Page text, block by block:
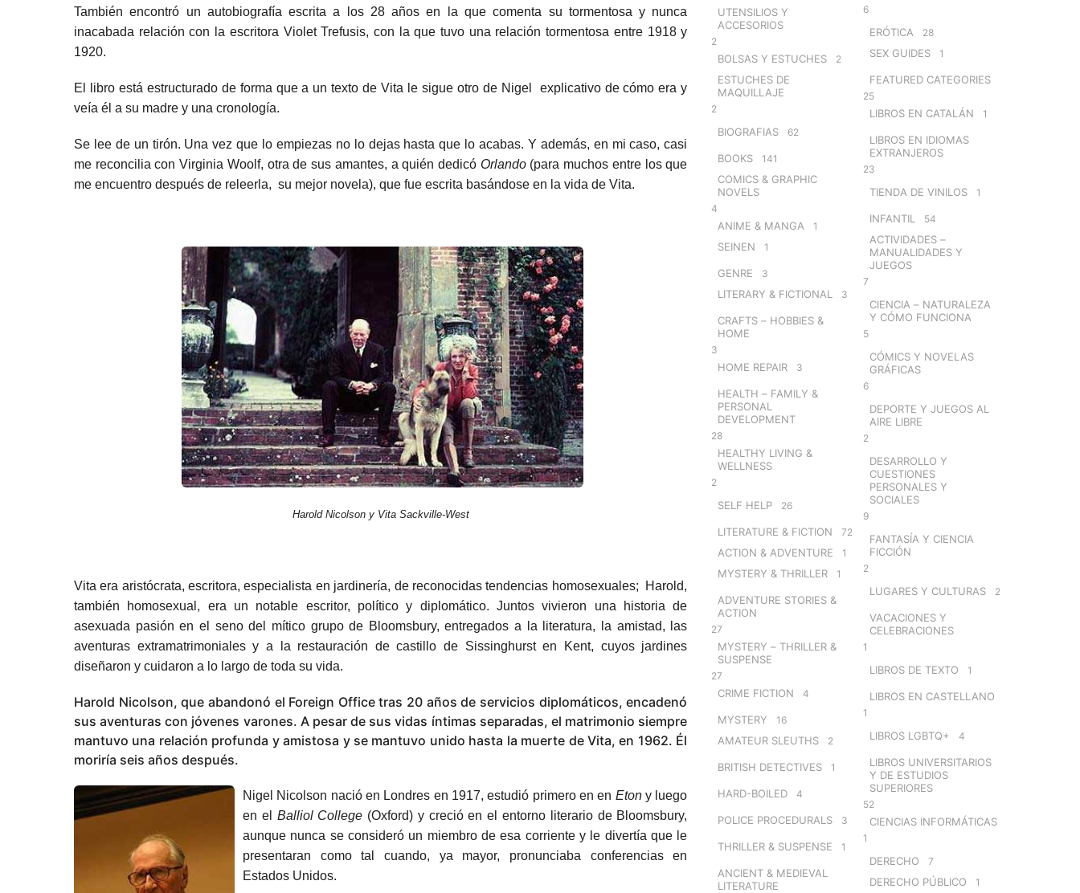
También encontró un autobiografía escrita a los 28 años en la que comenta su tormentosa y nunca
inacabada relación con la escritora Violet Trefusis, con la que tuvo una relación tormentosa entre 1918 y
1920.
El libro está estructurado de forma que a un texto de Vita le sigue otro de Nigel explicativo de cómo era y
veía él a su madre y una cronología.
Se lee de un tirón. Una vez que lo empiezas no lo dejas hasta que lo acabas. Y además, en mi caso, casi
me reconcilia con Virginia Woolf, otra de sus amantes, a quién dedicó Orlando(para muchos entre los que
me encuentro después de releerla, su mejor novela), que fue escrita basándose en la vida de Vita.
Harold Nicolson y Vita Sackville-West
Vita era aristócrata, escritora, especialista en jardinería, de reconocidas tendencias homosexuales; Harold,
también homosexual, era un notable escritor, político y diplomático. Juntos vivieron una historia de
asexuada pasión en el seno del mítico grupo de Bloomsbury, entregados a la literatura, la amistad, las
aventuras extramatrimoniales y a la restauración de castillo de Sissinghurst en Kent, cuyos jardines
diseñaron y cuidaron a lo largo de toda su vida.
Harold Nicolson, que abandonó el Foreign Office tras 20 años de servicios diplomáticos, encadenó
sus aventuras con jóvenes varones. A pesar de sus vidas íntimas separadas, el matrimonio siempre
mantuvo una relación profunda y amistosa y se mantuvo unido hasta la muerte de Vita, en 1962. Él
moriría seis años después.
Nigel Nicolson nació en Londres en 1917, estudió primero en en Eton y luego
en el Balliol College (Oxford) y creció en el entorno literario de Bloomsbury,
aunque nunca se consideró un miembro de esa corriente y le divertía que le
presentaran como tal cuando, ya mayor, pronunciaba conferencias en
Estados Unidos.
UTENSILIOS Y
ACCESORIOS
2
BOLSAS Y ESTUCHES 2
ESTUCHES DE
MAQUILLAJE
2
BIOGRAFIAS 62
BOOKS 141
COMICS & GRAPHIC
NOVELS
4
ANIME & MANGA 1
SEINEN 1
GENRE 3
LITERARY & FICTIONAL 3
CRAFTS – HOBBIES &
HOME
3
HOME REPAIR 3
HEALTH – FAMILY &
PERSONAL
DEVELOPMENT
28
HEALTHY LIVING &
WELLNESS
2
SELF HELP 26
LITERATURE & FICTION 72
ACTION & ADVENTURE 1
MYSTERY & THRILLER 1
ADVENTURE STORIES &
ACTION
27
MYSTERY – THRILLER &
SUSPENSE
27
CRIME FICTION 4
MYSTERY 16
AMATEUR SLEUTHS 2
BRITISH DETECTIVES 1
HARD-BOILED 4
POLICE PROCEDURALS 3
THRILLER & SUSPENSE 1
ANCIENT & MEDIEVAL
LITERATURE
6
ERÓTICA 28
SEX GUIDES 1
FEATURED CATEGORIES
25
LIBROS EN CATALÁN 1
LIBROS EN IDIOMAS
EXTRANJEROS
23
TIENDA DE VINILOS 1
INFANTIL 54
ACTIVIDADES –
MANUALIDADES Y
JUEGOS
7
CIENCIA – NATURALEZA
Y CÓMO FUNCIONA
5
CÓMICS Y NOVELAS
GRÁFICAS
6
DEPORTE Y JUEGOS AL
AIRE LIBRE
2
DESARROLLO Y
CUESTIONES
PERSONALES Y
SOCIALES
9
FANTASÍA Y CIENCIA
FICCIÓN
2
LUGARES Y CULTURAS 2
VACACIONES Y
CELEBRACIONES
1
LIBROS DE TEXTO 1
LIBROS EN CASTELLANO
1
LIBROS LGBTQ+ 4
LIBROS UNIVERSITARIOS
Y DE ESTUDIOS
SUPERIORES
52
CIENCIAS INFORMÁTICAS
1
DERECHO 7
DERECHO PÚBLICO 1